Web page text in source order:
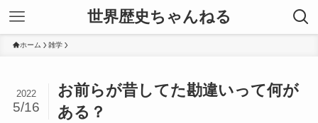
世界歴史ちゃんねる
ホーム 雑学
お前らが昔してた勘違いって何が
ある？
2022
5/16